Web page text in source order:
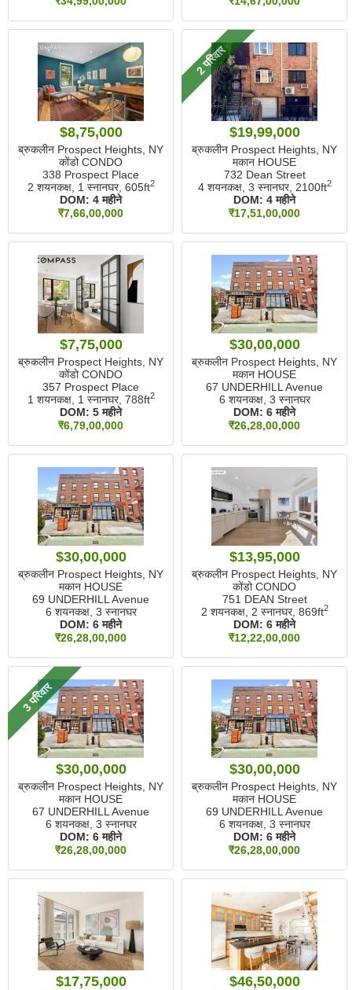
$8,75,000
ब्रुकलीन Prospect Heights, NY
कोंडो CONDO
338 Prospect Place
2 शयनकक्ष, 1 स्नानघर, 605ft2
DOM: 4 महीने
₹7,66,00,000
2 परिवार
$19,99,000
ब्रुकलीन Prospect Heights, NY
मकान HOUSE
732 Dean Street
4 शयनकक्ष, 3 स्नानघर, 2100ft2
DOM: 4 महीने
₹17,51,00,000
$7,75,000
ब्रुकलीन Prospect Heights, NY
कोंडो CONDO
357 Prospect Place
1 शयनकक्ष, 1 स्नानघर, 788ft2
DOM: 5 महीने
₹6,79,00,000
$30,00,000
ब्रुकलीन Prospect Heights, NY
मकान HOUSE
67 UNDERHILL Avenue
6 शयनकक्ष, 3 स्नानघर
DOM: 6 महीने
₹26,28,00,000
$30,00,000
ब्रुकलीन Prospect Heights, NY
मकान HOUSE
69 UNDERHILL Avenue
6 शयनकक्ष, 3 स्नानघर
DOM: 6 महीने
₹26,28,00,000
$13,95,000
ब्रुकलीन Prospect Heights, NY
कोंडो CONDO
751 DEAN Street
2 शयनकक्ष, 2 स्नानघर, 869ft2
DOM: 6 महीने
₹12,22,00,000
3 परिवार
$30,00,000
ब्रुकलीन Prospect Heights, NY
मकान HOUSE
67 UNDERHILL Avenue
6 शयनकक्ष, 3 स्नानघर
DOM: 6 महीने
₹26,28,00,000
$30,00,000
ब्रुकलीन Prospect Heights, NY
मकान HOUSE
69 UNDERHILL Avenue
6 शयनकक्ष, 3 स्नानघर
DOM: 6 महीने
₹26,28,00,000
$17,75,000 $46,50,000